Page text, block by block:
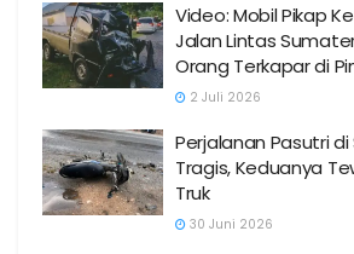
Video: Mobil Pikap
Jalan Lintas
Orang Terkapar di
2 Juli 2026
Perjalanan Pasutri di
Tragis, Keduanya
Truk
30 Juni 2026